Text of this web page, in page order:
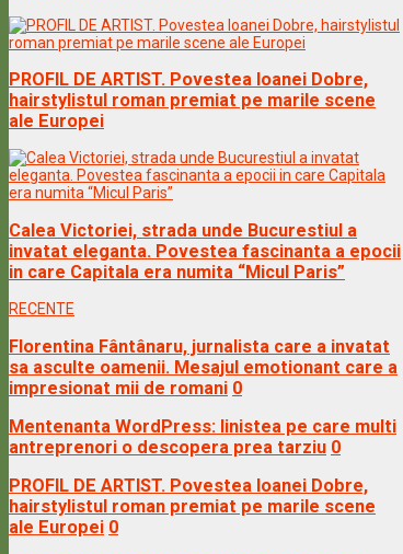
PROFIL DE ARTIST. Povestea Ioanei Dobre,
hairstylistul roman premiat pe marile scene
ale Europei
Calea Victoriei, strada unde Bucurestiul a
invatat eleganta. Povestea fascinanta a epocii
in care Capitala era numita “Micul Paris”
RECENTE
Florentina Fântânaru, jurnalista care a invatat
sa asculte oamenii. Mesajul emotionant care a
impresionat mii de romani 0
Mentenanta WordPress: linistea pe care multi
antreprenori o descopera prea tarziu 0
PROFIL DE ARTIST. Povestea Ioanei Dobre,
hairstylistul roman premiat pe marile scene
ale Europei 0